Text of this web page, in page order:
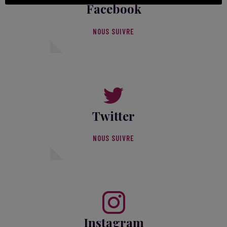
Facebook
NOUS SUIVRE
Twitter
NOUS SUIVRE
Instagram